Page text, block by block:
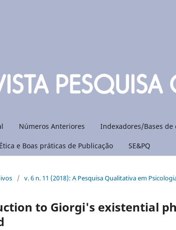
Números Anteriores Indexadores/Bases de
e Boas práticas de Publicação SE&PQ
/ v. 6 n. 11 (2018): A Pesquisa Qualitativa em
to Giorgi's existential